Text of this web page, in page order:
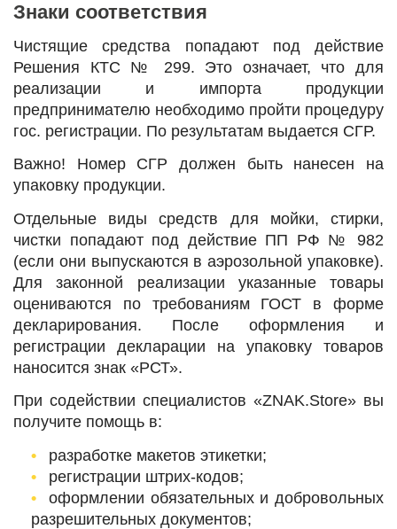
Знаки соответствия
Чистящие средства попадают под действие
Решения КТС № 299. Это означает, что для
реализации и импорта продукции
предпринимателю необходимо пройти процедуру
гос. регистрации. По результатам выдается СГР.
Важно! Номер СГР должен быть нанесен на
упаковку продукции.
Отдельные виды средств для мойки, стирки,
чистки попадают под действие ПП РФ № 982
(если они выпускаются в аэрозольной упаковке).
Для законной реализации указанные товары
оцениваются по требованиям ГОСТ в форме
декларирования. После оформления и
регистрации декларации на упаковку товаров
наносится знак «РСТ».
При содействии специалистов «ZNAK.Store» вы
получите помощь в:
разработке макетов этикетки;
регистрации штрих-кодов;
оформлении обязательных и добровольных
разрешительных документов;